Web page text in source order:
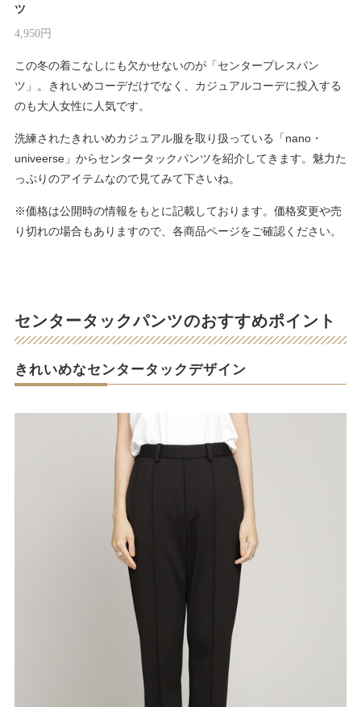
ツ
4,950円
この冬の着こなしにも欠かせないのが「センタープレスパン
ツ」。きれいめコーデだけでなく、カジュアルコーデに投入する
のも大人女性に人気です。
洗練されたきれいめカジュアル服を取り扱っている「nano・
univeerse」からセンタータックパンツを紹介してきます。魅力た
っぷりのアイテムなので見てみて下さいね。
※価格は公開時の情報をもとに記載しております。価格変更や売
り切れの場合もありますので、各商品ページをご確認ください。
センタータックパンツのおすすめポイント
きれいめなセンタータックデザイン